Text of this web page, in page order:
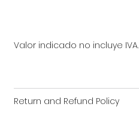
Valor indicado no incluye IVA.
Return and Refund Policy